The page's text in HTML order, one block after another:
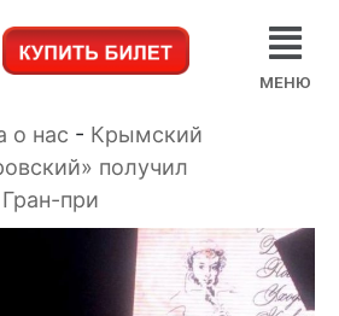
МЕНЮ
о нас - Крымский
получил
при